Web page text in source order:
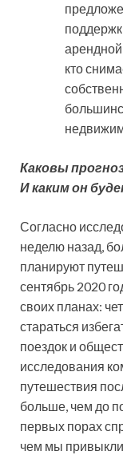
арендной
кто
Каковы
И каким он
Согласно
неделю назад,
планируют
сентябрь 2020
своих планах:
стараться
поездок и
исследования
путешествия
больше, чем до
первых порах
чем мы